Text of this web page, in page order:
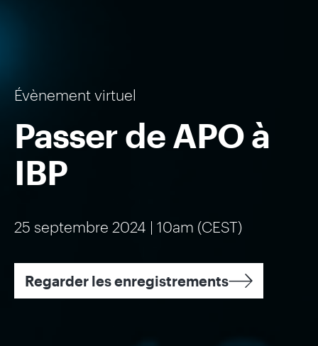
Évènement virtuel
Passer de APO à
IBP
25 septembre 2024 | 10am (CEST)
Regarder les enregistrements